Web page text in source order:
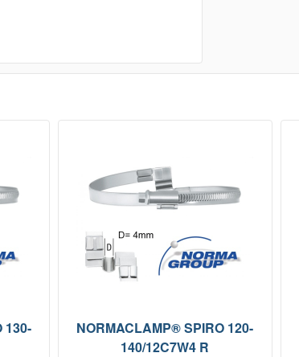
130-
NORMACLAMP® SPIRO 120-
140/12C7W4 R